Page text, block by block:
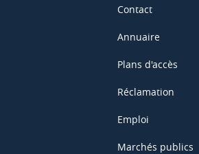
Contact
Annuaire
Plans d'accès
Réclamation
Emploi
Marchés publics